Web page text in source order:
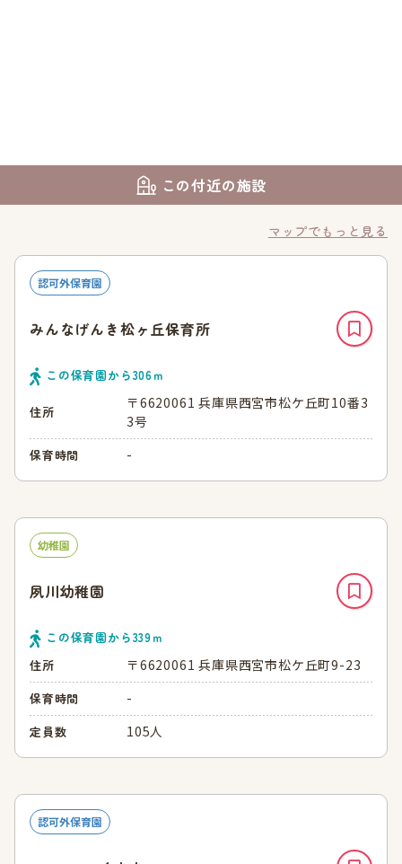
この付近の施設
マップでもっと見る
認可外保育園
みんなげんき松ヶ丘保育所
この保育園から306ｍ
住所
〒6620061 兵庫県西宮市松ケ丘町10番3
3号
保育時間 -
幼稚園
夙川幼稚園
この保育園から339ｍ
住所
〒6620061 兵庫県西宮市松ケ丘町9-23
保育時間 -
定員数 105人
認可外保育園